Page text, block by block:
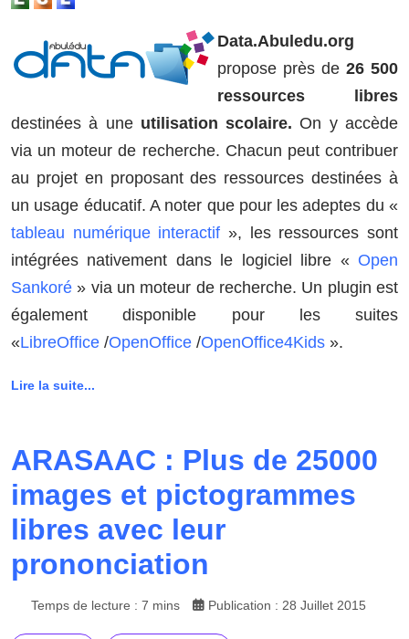
Data.Abuledu.org
propose près de 26 500
ressources libres
destinées à une utilisation scolaire. On y accède
via un moteur de recherche. Chacun peut contribuer
au projet en proposant des ressources destinées à
un usage éducatif. A noter que pour les adeptes du «
tableau numérique interactif », les ressources sont
intégrées nativement dans le logiciel libre « Open
Sankoré » via un moteur de recherche. Un plugin est
également disponible pour les suites
«LibreOffice /OpenOffice /OpenOffice4Kids ».
Lire la suite...
ARASAAC : Plus de 25000
images et pictogrammes
libres avec leur
prononciation
Temps de lecture : 7 mins Publication : 28 Juillet 2015